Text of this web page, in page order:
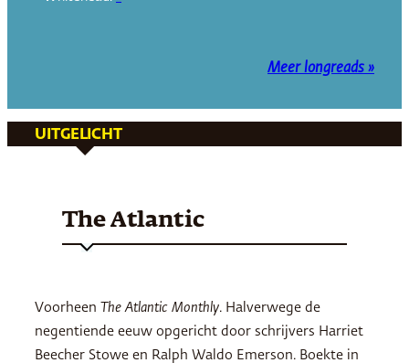
Meer longreads »
UITGELICHT
The Atlantic
Voorheen The Atlantic Monthly. Halverwege de
negentiende eeuw opgericht door schrijvers Harriet
Beecher Stowe en Ralph Waldo Emerson. Boekte in